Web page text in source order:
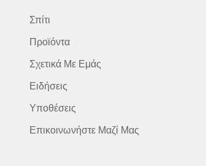
Σπίτι
Προϊόντα
Σχετικά Με Εμάς
Ειδήσεις
Υποθέσεις
Επικοινωνήστε Μαζί Μας